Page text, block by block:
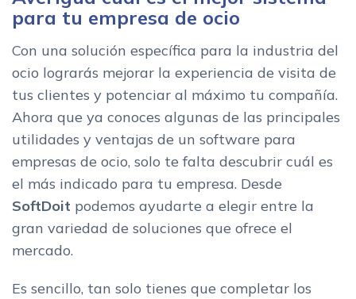
para tu empresa de ocio
Con una solución específica para la industria del
ocio lograrás mejorar la experiencia de visita de
tus clientes y potenciar al máximo tu compañía.
Ahora que ya conoces algunas de las principales
utilidades y ventajas de un software para
empresas de ocio, solo te falta descubrir cuál es
el más indicado para tu empresa. Desde
SoftDoit podemos ayudarte a elegir entre la
gran variedad de soluciones que ofrece el
mercado.
Es sencillo, tan solo tienes que completar los